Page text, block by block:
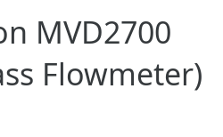
MVD2700
Flowmeter)